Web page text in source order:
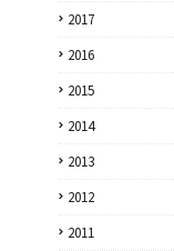
2017
2016
2015
2014
2013
2012
2011